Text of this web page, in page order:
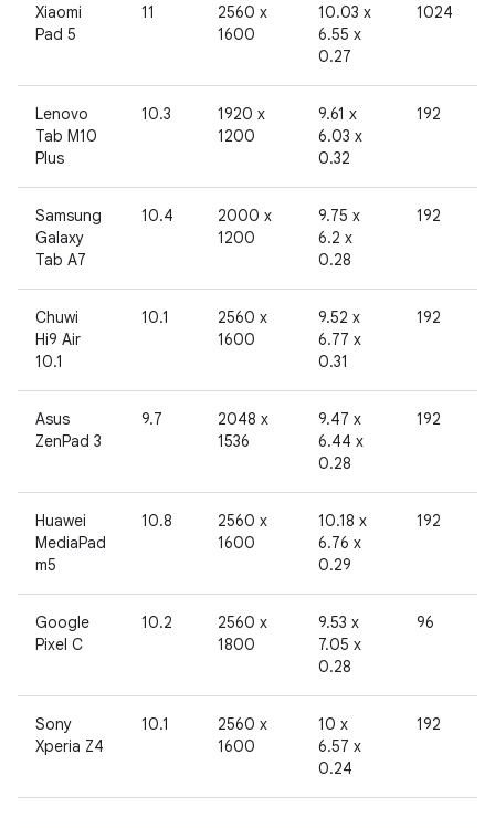
Xiaomi
Pad 5
11
2560 x
1600
10.03 x
6.55 x
0.27
1024
Lenovo
Tab M10
Plus
10.3
1920 x
1200
9.61 x
6.03 x
0.32
192
Samsung
Galaxy
Tab A7
10.4
2000 x
1200
9.75 x
6.2 x
0.28
192
Chuwi
Hi9 Air
10.1
10.1
2560 x
1600
9.52 x
6.77 x
0.31
192
Asus
ZenPad 3
9.7
2048 x
1536
9.47 x
6.44 x
0.28
192
Huawei
MediaPad
m5
10.8
2560 x
1600
10.18 x
6.76 x
0.29
192
Google
Pixel C
10.2
2560 x
1800
9.53 x
7.05 x
0.28
96
Sony
Xperia Z4
10.1
2560 x
1600
10 x
6.57 x
0.24
192